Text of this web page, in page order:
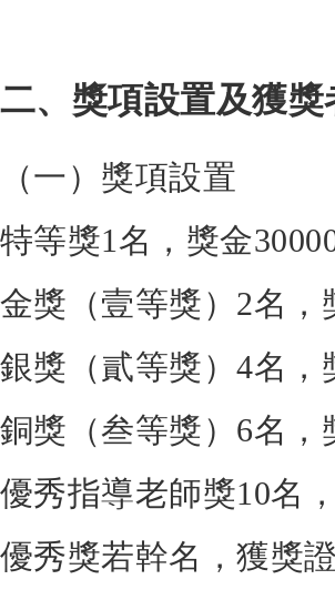
二、獎項設置及獲獎
（一）獎項設置
特等獎1名，獎金
金獎（壹等獎）2名，
銀獎（貳等獎）4名，
銅獎（叁等獎）6名，
優秀指導老師獎10名
優秀獎若幹名，獲獎